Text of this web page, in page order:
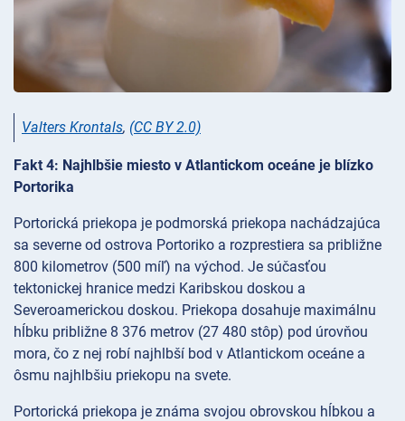
Valters Krontals, (CC BY 2.0)
Fakt 4: Najhlbšie miesto v Atlantickom oceáne je blízko
Portorika
Portorická priekopa je podmorská priekopa nachádzajúca
sa severne od ostrova Portoriko a rozprestiera sa približne
800 kilometrov (500 míľ) na východ. Je súčasťou
tektonickej hranice medzi Karibskou doskou a
Severoamerickou doskou. Priekopa dosahuje maximálnu
hĺbku približne 8 376 metrov (27 480 stôp) pod úrovňou
mora, čo z nej robí najhlbší bod v Atlantickom oceáne a
ôsmu najhlbšiu priekopu na svete.
Portorická priekopa je známa svojou obrovskou hĺbkou a